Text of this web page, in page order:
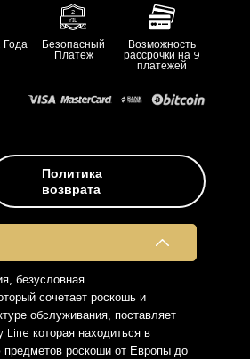
Года
Безопасный
Платеж
Возможность
рассрочки на 9
платежей
Политика
возврата
безусловная
сочетает роскошь и
обслуживания, поставляет
которая находиться в
предметов роскоши от Европы до